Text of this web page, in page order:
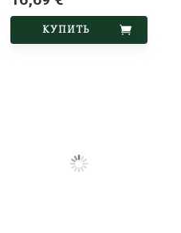
КУПИТЬ